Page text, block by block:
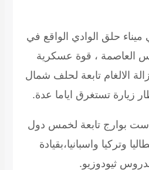
حلق الوادي الواقع في
العاصمة ، قوة عسكرية
الالغام تابعة لحلف شمال
زيارة تستغرق اياما عدة.
ست بوارج تابعة لخمس دول
وتركيا واسبانيا،بقيادة
ثيودوزيو.